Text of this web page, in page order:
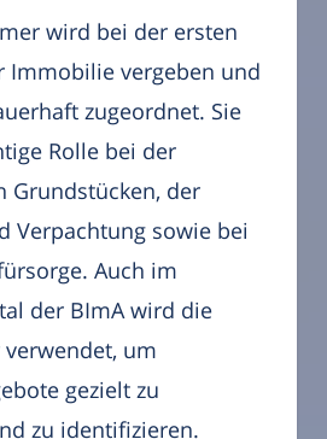
wird bei der ersten
Immobilie vergeben und
zugeordnet. Sie
Rolle bei der
Grundstücken, der
Verpachtung sowie bei
Auch im
der BImA wird die
um
gezielt zu
zu identifizieren.